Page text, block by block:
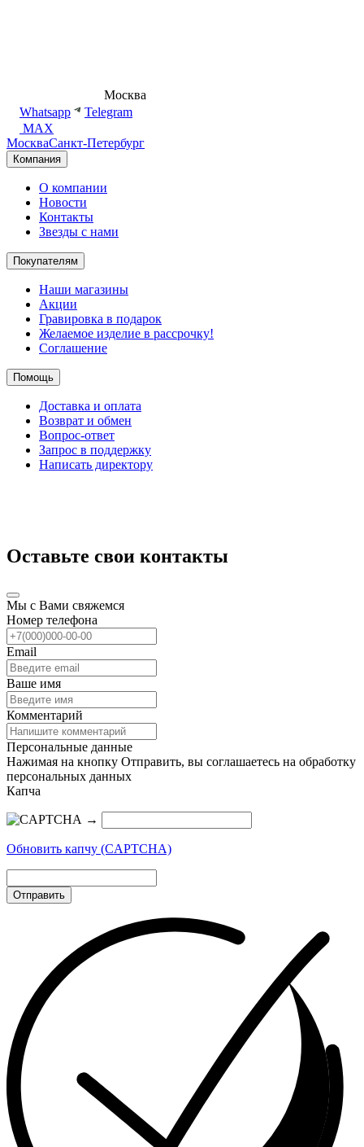
Москва
Whatsapp
Telegram
MAX
МоскваСанкт-Петербург
Компания
О компании
Новости
Контакты
Звезды с нами
Покупателям
Наши магазины
Акции
Гравировка в подарок
Желаемое изделие в рассрочку!
Соглашение
Помощь
Доставка и оплата
Возврат и обмен
Вопрос-ответ
Запрос в поддержку
Написать директору
Оставьте свои контакты
Мы с Вами свяжемся
Номер телефона
Email
Ваше имя
Комментарий
Персональные данные
Нажимая на кнопку Отправить, вы соглашаетесь на обработку
персональных данных
Капча
→
Обновить капчу (CAPTCHA)
Отправить